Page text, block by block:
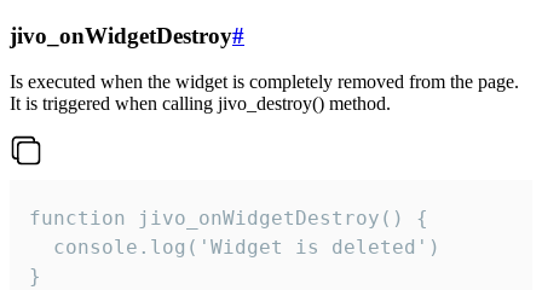
jivo_onWidgetDestroy#
Is executed when the widget is completely removed from the page.
It is triggered when calling jivo_destroy() method.
function jivo_onWidgetDestroy() {
  console.log('Widget is deleted')
}